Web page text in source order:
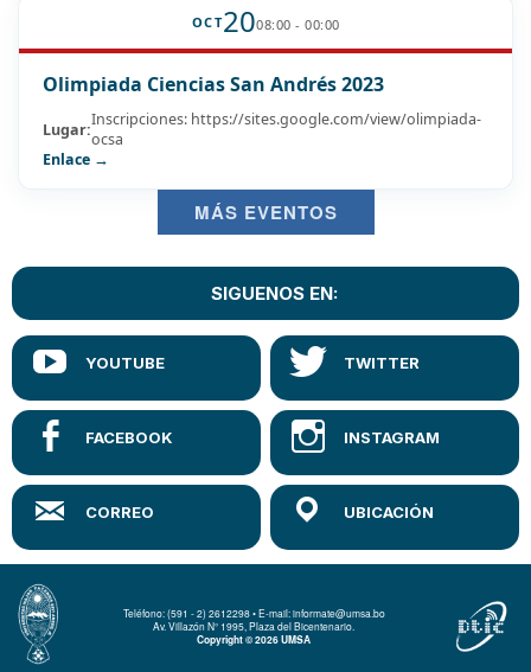
OCT2008:00 - 00:00
Olimpiada Ciencias San Andrés 2023
Lugar:Inscripciones: https://sites.google.com/view/olimpiada-
ocsa
Enlace →
MÁS EVENTOS
SIGUENOS EN:
Teléfono: (591 - 2) 2612298 • E-mail: informate@umsa.bo
Av. Villazón N° 1995, Plaza del Bicentenario.
Copyright © 2026 UMSA